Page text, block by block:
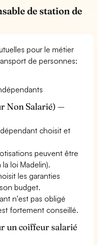
de station de
pour le métier
de personnes:
Non Salarié) —
choisit et
peuvent être
loi Madelin).
les garanties
budget.
n'est pas obligé
fortement conseillé.
un coiffeur salarié